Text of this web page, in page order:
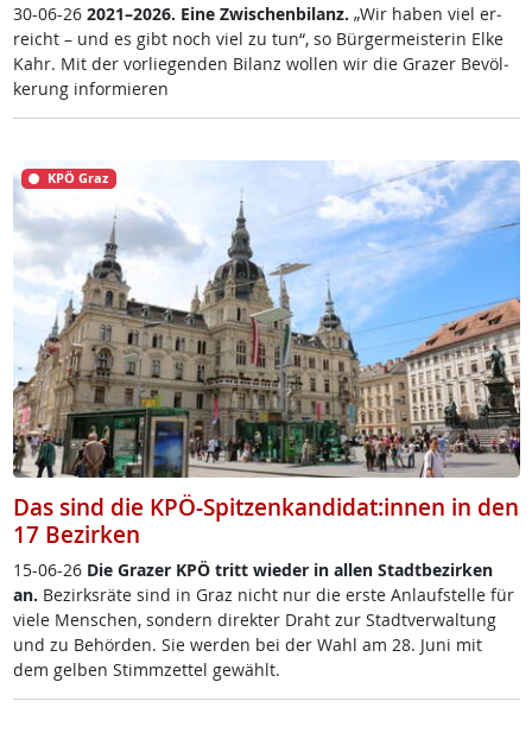
30-06-26 2021–2026. Ei­ne Zwi­schen­bi­lanz. „Wir ha­ben viel er­
reich­t – und es gibt noch viel zu tun“, so Bür­ger­meis­te­rin El­ke
Kahr. Mit der vor­lie­gen­den Bi­lanz wol­len wir die Gra­zer Be­völ­
ke­rung in­for­mie­ren
KPÖ Graz
Das sind die KPÖ-Spitzenkandidat:innen in den
17 Bezirken
15-06-26 Die Gra­zer KPÖ tritt wie­der in al­len Stadt­be­zir­ken
an. Be­zirks­rä­te sind in Graz nicht nur die ers­te An­lauf­s­tel­le für
vie­le Men­schen, son­dern di­rek­ter Draht zur Stadt­ver­wal­tung
und zu Be­hör­den. Sie wer­den bei der Wahl am 28. Ju­ni mit
dem gel­ben Stimm­zet­tel ge­wählt.